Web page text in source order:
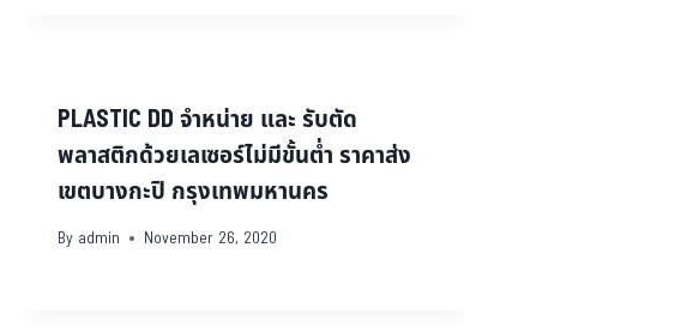
PLASTIC DD จำหน่าย และ รับตัด
พลาสติกด้วยเลเซอร์ไม่มีขั้นต่ำ ราคาส่ง
เขตบางกะปิ กรุงเทพมหานคร
By admin November 26, 2020